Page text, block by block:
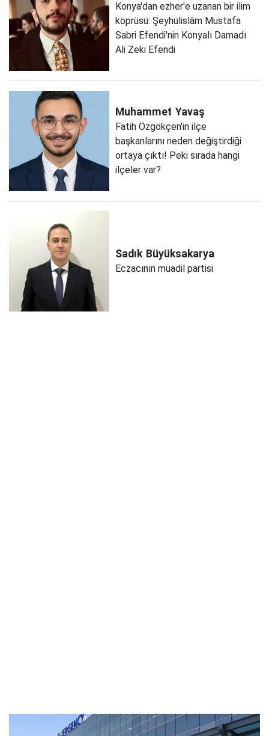
Konya'dan ezher'e uzanan bir ilim
köprüsü: Şeyhülislâm Mustafa
Sabri Efendi'nin Konyalı Damadı
Ali Zeki Efendi
Muhammet Yavaş
Fatih Özgökçen'in ilçe
başkanlarını neden değiştirdiği
ortaya çıktı! Peki sırada hangi
ilçeler var?
Sadık Büyüksakarya
Eczacının muadil partisi